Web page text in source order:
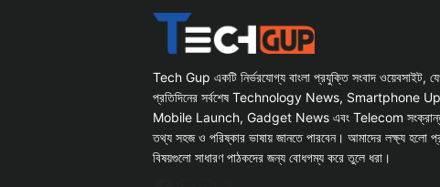
Tech Gup একটি নির্ভরযোগ্য বাংলা প্রযুক্তি সংবাদ ওয়েবসাইট,
প্রতিদিনের সর্বশেষ Technology News, Smartphone
Mobile Launch, Gadget News এবং Telecom
তথ্য সহজ ও পরিষ্কার ভাষায় জানতে পারবেন। আমাদের লক্ষ্য হলো
বিষয়গুলো সাধারণ পাঠকদের জন্য বোধগম্য করে তুলে ধরা।